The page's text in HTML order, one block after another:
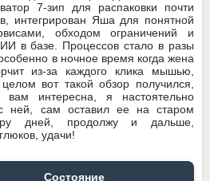
7-зип для распаковки почти
интегрирован Яша для понятной
обходом ограничений и
в базе. Процессов стало в разы
в ночное время когда жена
из-за каждого клика мышью,
вот такой обзор получился,
вам интересна, я настоятельно
ней, сам оставил ее на старом
дней, продолжу и дальше,
удачи!
Состояние